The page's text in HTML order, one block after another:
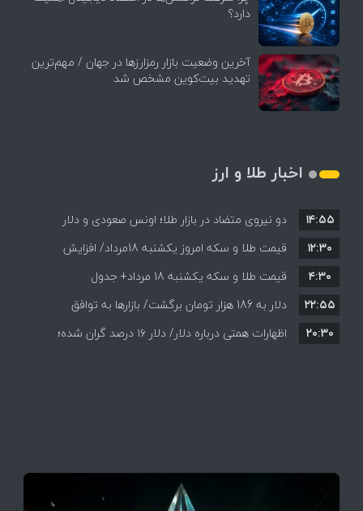
دارد؟
آخرین وضعیت بازار رمزارزها در جهان / مهم‌ترین
تهدید بیت‌کوین مشخص شد
اخبار طلا و ارز
دو نیروی متضاد در بازار طلا؛ اونس صعودی و دلار
نزولی
۱۴:۵۵
قیمت طلا و سکه امروز یکشنبه 18مرداد/ افزایش
قیمت ها + جدول و جزئیات
۱۲:۳۰
قیمت طلا و سکه یکشنبه 18 مرداد+ جدول
۴:۳۰
دلار به 186 هزار تومان برگشت/ بازارها به توافق
احتمالی هرمز چه واکنشی نشان دادند؟
۲۲:۵۵
اظهارات همتی درباره دلار/ دلار ۱۶ درصد گران شده؛
۲۰:۳۰